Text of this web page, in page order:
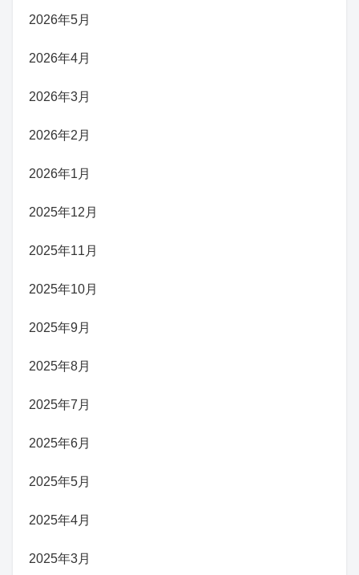
2026年5月
2026年4月
2026年3月
2026年2月
2026年1月
2025年12月
2025年11月
2025年10月
2025年9月
2025年8月
2025年7月
2025年6月
2025年5月
2025年4月
2025年3月